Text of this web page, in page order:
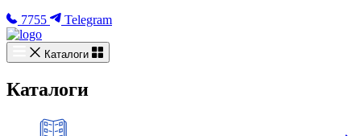
7755
Telegram
Каталоги
Каталоги